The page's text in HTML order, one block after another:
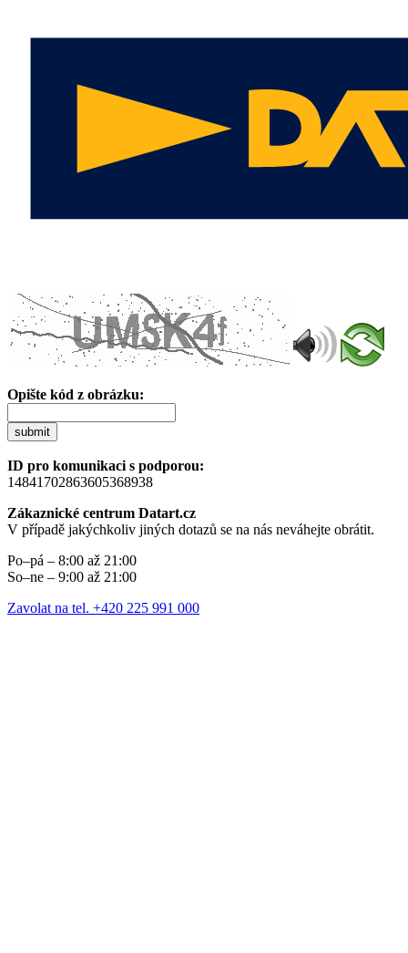
Opište kód z obrázku:
submit
ID pro komunikaci s podporou:
14841702863605368938
Zákaznické centrum Datart.cz
V případě jakýchkoliv jiných dotazů se na nás neváhejte obrátit.
Po–pá – 8:00 až 21:00
So–ne – 9:00 až 21:00
Zavolat na tel. +420 225 991 000